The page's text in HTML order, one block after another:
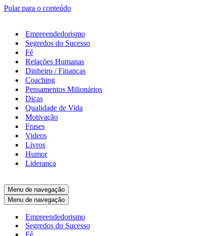
Pular para o conteúdo
Empreendedorismo
Segredos do Sucesso
Fé
Relações Humanas
Dinheiro / Finanças
Coaching
Pensamentos Milionários
Dicas
Qualidade de Vida
Motivação
Frases
Videos
Livros
Humor
Liderança
Menu de navegação
Menu de navegação
Empreendedorismo
Segredos do Sucesso
Fé